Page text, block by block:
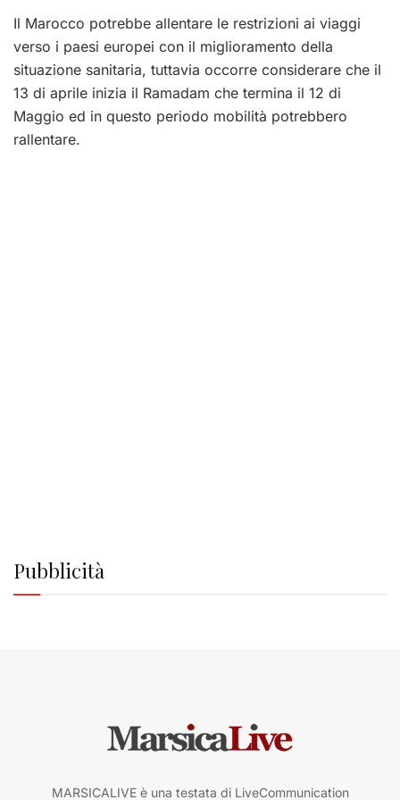
Il Marocco potrebbe allentare le restrizioni ai viaggi
verso i paesi europei con il miglioramento della
situazione sanitaria, tuttavia occorre considerare che il
13 di aprile inizia il Ramadam che termina il 12 di
Maggio ed in questo periodo mobilità potrebbero
rallentare.
Pubblicità
MARSICALIVE è una testata di LiveCommunication